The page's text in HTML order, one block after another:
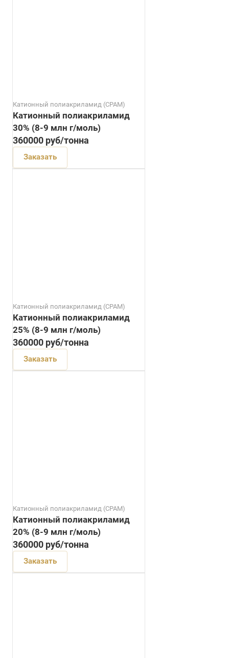
Катионный полиакриламид (CPAM)
Катионный полиакриламид
30% (8-9 млн г/моль)
360000 руб/тонна
Заказать
Катионный полиакриламид (CPAM)
Катионный полиакриламид
25% (8-9 млн г/моль)
360000 руб/тонна
Заказать
Катионный полиакриламид (CPAM)
Катионный полиакриламид
20% (8-9 млн г/моль)
360000 руб/тонна
Заказать